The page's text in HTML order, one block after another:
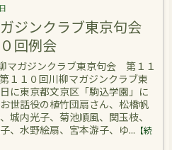
ジンクラブ東京句会
回例会
ジンクラブ東京句会 第１１
１１０回川柳マガジンクラブ東
に東京都文京区「駒込学園」に
世話役の植竹団扇さん、松橋帆
城内光子、菊池順風、関玉枝、
、水野絵扇、宮本游子、ゆ... 【続